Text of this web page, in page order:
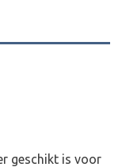
geschikt is voor